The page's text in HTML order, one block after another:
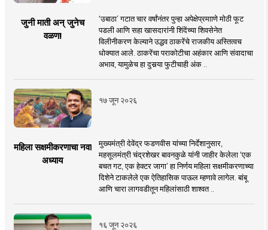
जुनी माती अन् जुनेच
वळण!
‘उबाठा’ गटात चार वर्षांनंतर पुन्हा अपेक्षेप्रमााणे मोठी फूट
पडली आणि सहा खासदारांनी शिंदेंच्या शिवसेनेत
विलीनीकरण केल्याने उद्धव ठाकरेंचे राजकीय अस्तित्वच
धोक्यात आले. ठाकरेंचा पराकोटीचा अहंकार आणि संवादाचा
अभाव, यामुळेच हा दुसर्‍या फुटीचाही अंक ..
१७ जून २०२६
महिला सक्षमीकरणाचा नवा
अध्याय
मुख्यमंत्री देवेंद्र फडणवीस यांच्या निर्देशानुसार,
महसूलमंत्री चंद्रशेखर बावनकुळे यांनी जाहीर केलेला ‘एक
बचत गट, एक हेक्टर जागा’ हा निर्णय महिला सक्षमीकरणाच्या
दिशेने टाकलेले एक ऐतिहासिक पाऊल म्हणावे लागेल. बांबू
आणि चारा लागवडीतून महिलांसाठी शाश्वत ..
१६ जून २०२६